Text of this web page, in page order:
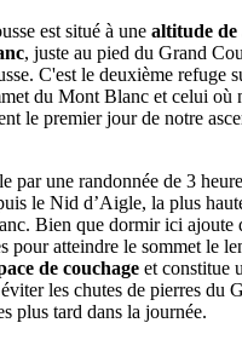
est situé à une altitude de
, juste au pied du Grand
C'est le deuxième refuge
du Mont Blanc et celui où
le premier jour de notre
par une randonnée de 3
le Nid d’Aigle, la plus
Bien que dormir ici ajoute
pour atteindre le sommet le
de couchage et constitue
les chutes de pierres du
plus tard dans la journée.